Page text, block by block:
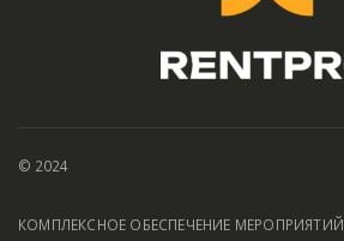
© 2024
КОМПЛЕКСНОЕ ОБЕСПЕЧЕНИЕ МЕРОПРИЯТИЙ